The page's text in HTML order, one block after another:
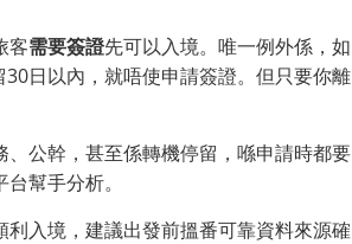
客需要簽證先可以入境。唯一例外係，如
30日以內，就唔使申請簽證。但只要你離
公幹，甚至係轉機停留，喺申請時都要
幫手分析。
入境，建議出發前搵番可靠資料來源確